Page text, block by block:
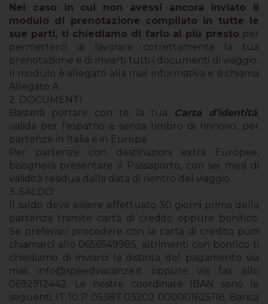
Nel caso in cui non avessi ancora inviato il
modulo di prenotazione compilato in tutte le
sue parti, ti chiediamo di farlo al più presto per
permetterci di lavorare correttamente la tua
prenotazione e di inviarti tutti i documenti di viaggio.
Il modulo è allegato alla mail informativa e si chiama
Allegato A.
2. DOCUMENTI
Basterà portare con te la tua
Carta d’identità,
valida per l'espatrio e senza timbro di rinnovo, per
partenze in Italia e in Europa.
Per partenze con destinazioni extra Europee,
bisognerà presentare il Passaporto, con sei mesi di
validità residua dalla data di rientro del viaggio.
3. SALDO
Il saldo deve essere effettuato 30 giorni prima della
partenza tramite carta di credito oppure bonifico.
Se preferisci procedere con la carta di credito puoi
chiamarci allo 0656549985, altrimenti con bonfico ti
chiediamo di inviarci la distinta del pagamento via
mail info@speedvacanze.it oppure via fax allo
0692912442. Le nostre coordinate IBAN sono le
seguenti: IT 10 P 05387 03202 000001625118, Banca